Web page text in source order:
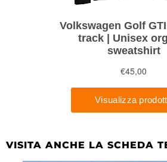
VISITA ANCHE LA SCHEDA